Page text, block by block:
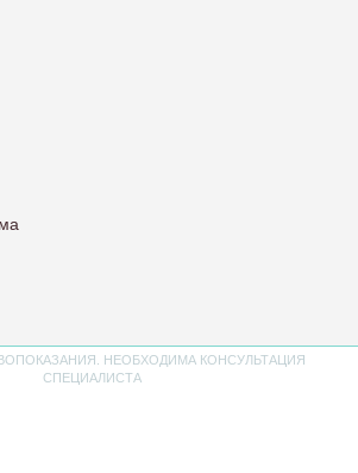
НЕОБХОДИМА КОНСУЛЬТАЦИЯ
СПЕЦИАЛИСТА